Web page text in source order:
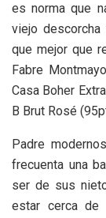
es norma que
viejo descorcha
que mejor que
Fabre
Casa Boher
B Brut Rosé
Padre
frecuenta una
ser de sus
estar cerca de